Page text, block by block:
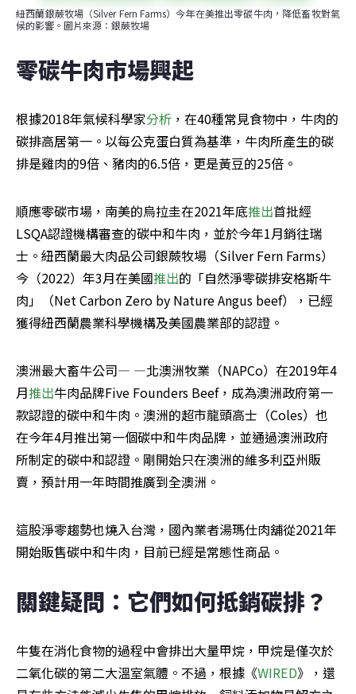
紐西蘭銀蕨牧場（​​Silver Fern Farms）今年在美推出零碳牛肉，降低畜牧對氣
候的影響。圖片來源：銀蕨牧場
零碳牛肉市場興起
根據2018年氣候科學家分析 ，在40種常見食物中，牛肉的
碳排高居第一。以每公克蛋白質為基準，牛肉所產生的碳
排是雞肉的9倍、豬肉的6.5倍，更是黃豆的25倍。
順應零碳市場，南美的烏拉圭在2021年底推出首批經
LSQA認證機構審查的碳中和牛肉，並於今年1月銷往瑞
士。紐西蘭最大肉品公司銀蕨牧場（​​Silver Fern Farms）
今（2022）年3月在美國推出的「自然淨零碳排安格斯牛
肉」（Net Carbon Zero by Nature Angus beef），已經
獲得紐西蘭農業科學機構及美國農業部的認證。
澳洲最大畜牛公司— —北澳洲牧業（NAPCo）在2019年4
月推出牛肉品牌Five Founders Beef，成為澳洲政府第一
款認證的碳中和牛肉。澳洲的超市龍頭高士（Coles）也
在今年4月推出第一個碳中和牛肉品牌，並通過澳洲政府
所制定的碳中和認證。剛開始只在澳洲的維多利亞州販
賣，預計用一年時間推廣到全澳洲。
這股淨零趨勢也燒入台灣，國內業者湯瑪仕肉舖從2021年
開始販售碳中和牛肉，目前已經是常態性商品。
關鍵疑問：它們如何抵銷碳排？
牛隻在消化食物的過程中會排出大量甲烷，甲烷是僅次於
二氧化碳的第二大溫室氣體。不過，根據《WIRED》，還